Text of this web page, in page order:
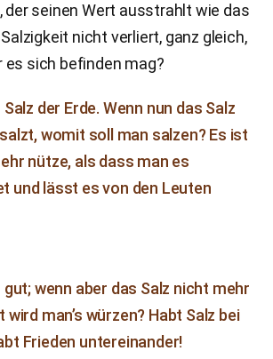
der seinen Wert ausstrahlt wie das
nicht verliert, ganz gleich,
es sich befinden mag?
der Erde. Wenn nun das Salz
womit soll man salzen? Es ist
nütze, als dass man es
und lässt es von den Leuten
gut; wenn aber das Salz nicht mehr
man’s würzen? Habt Salz bei
Frieden untereinander!